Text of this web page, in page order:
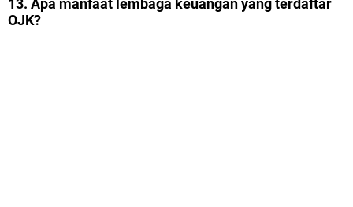
13. Apa manfaat lembaga keuangan yang terdaftar
OJK?